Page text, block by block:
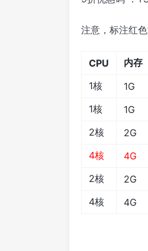
注意，标注红
CPU 内存
1核
1G
1核
1G
2核
2G
4核
4G
2核
2G
4核
4G